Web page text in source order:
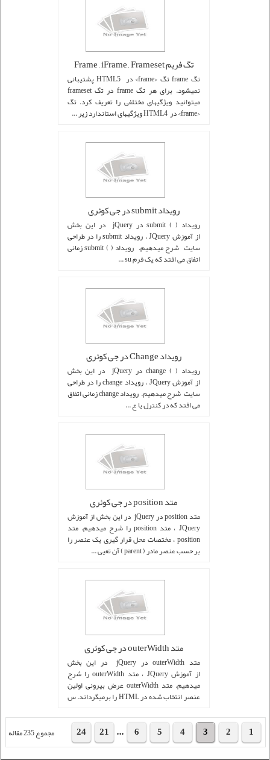
تگ فریم Frame , iFrame , Frameset
تگ frame تگ <frame> در HTML5 پشتیبانی
نمیشود. برای هر تگ frame در تگ frameset
میتوانید ویژگیهای مختلفی را تعریف کرد. تگ
<frame> در HTML4 ویژگیهای استاندارد زیر ...
رویداد submit در جی کوئری
رویداد ( ) submit در jQuery در این بخش
از آموزش JQuery ، رویداد submit را در طراحی
سایت شرح میدهیم. رویداد ( ) submit زمانی
اتفاق می افتد که یک فرم su ...
رویداد Change در جی کوئری
رویداد ( ) change در jQuery در این بخش
از آموزش JQuery ، رویداد change را در طراحی
سایت شرح میدهیم. رویداد change زمانی اتفاق
می افتد که در کنترل یا ع ...
متد position در جی کوئری
متد position در jQuery در این بخش از آموزش
JQuery ، متد position را شرح میدهیم. متد
position ، مختصات محل قرار گیری یک عنصر را
بر حسب عنصر مادر ( parent ) آن تعیی ...
متد outerWidth در جی کوئری
متد outerWidth در jQuery در این بخش
از آموزش JQuery ، متد outerWidth را شرح
میدهیم. متد outerWidth عرض بیرونی اولین
عنصر انتخاب شده در HTML را برمیگرداند. س
1
2
3
4
5
6
...
21
24 مجموع 235 مقاله